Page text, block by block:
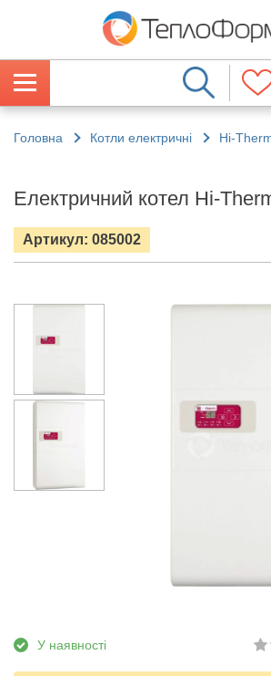
Головна Котли електричні Hi-
Електричний котел Hi-
Артикул: 085002
У наявності